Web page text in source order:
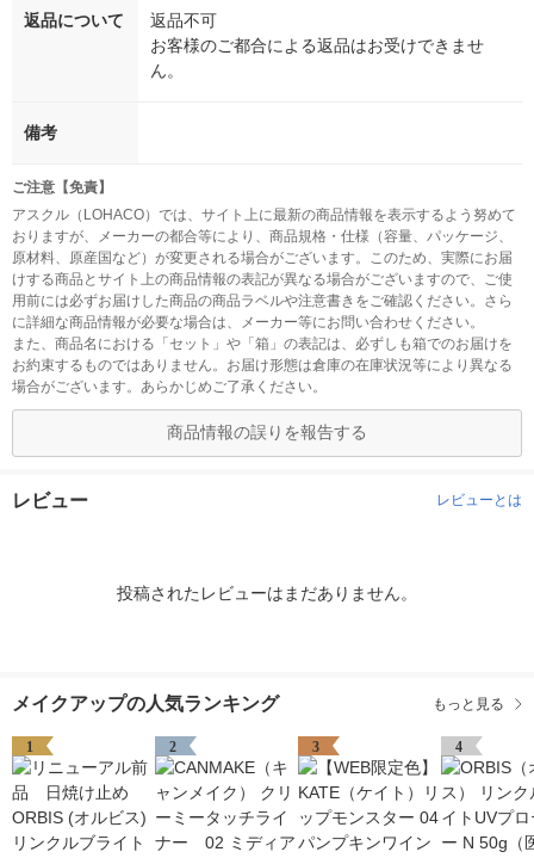
返品について
返品不可
お客様のご都合による返品はお受けできませ
ん。
備考
ご注意【免責】
アスクル（LOHACO）では、サイト上に最新の商品情報を表示するよう努めて
おりますが、メーカーの都合等により、商品規格・仕様（容量、パッケージ、
原材料、原産国など）が変更される場合がございます。このため、実際にお届
けする商品とサイト上の商品情報の表記が異なる場合がございますので、ご使
用前には必ずお届けした商品の商品ラベルや注意書きをご確認ください。さら
に詳細な商品情報が必要な場合は、メーカー等にお問い合わせください。
また、商品名における「セット」や「箱」の表記は、必ずしも箱でのお届けを
お約束するものではありません。お届け形態は倉庫の在庫状況等により異なる
場合がございます。あらかじめご了承ください。
商品情報の誤りを報告する
レビュー レビューとは
投稿されたレビューはまだありません。
メイクアップの人気ランキング もっと見る
1 2 3 4